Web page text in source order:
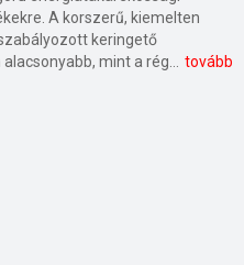
A korszerű, kiemelten
keringető
tovább